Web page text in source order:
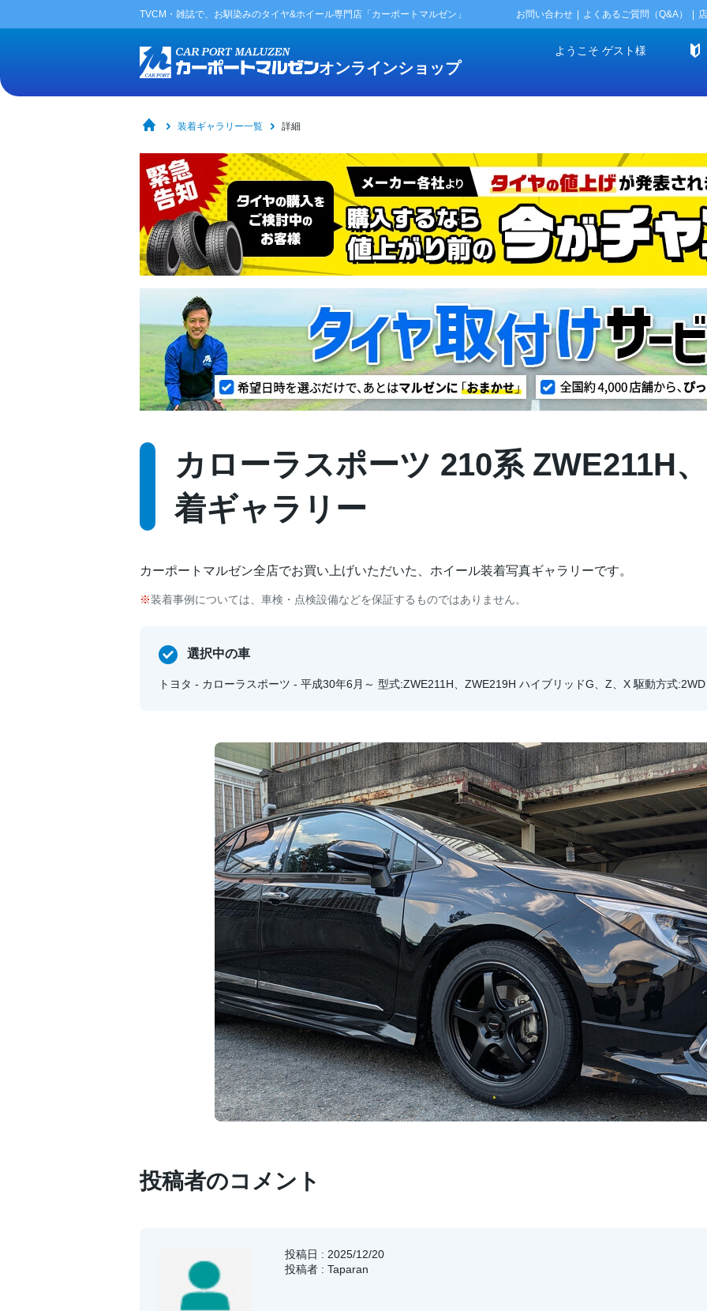
TVCM・雑誌で、お馴染みのタイヤ&ホイール専門店「カーポートマルゼン」 お問い合わせ よくあるご質問（Q&A）
オンラインショップ
ようこそ ゲスト様
装着ギャラリー一覧 詳細
カローラスポーツ 210系 ZWE211H
着ギャラリー
カーポートマルゼン全店でお買い上げいただいた、ホイール装着写真ギャラリーです。
装着事例については、車検・点検設備などを保証するものではありません。
選択中の車
トヨタ - カローラスポーツ - 平成30年6月～ 型式:ZWE211H、ZWE219H ハイブリッドG、Z、X 駆動方式:2WD
投稿者のコメント
投稿日 : 2025/12/20
投稿者 : Taparan